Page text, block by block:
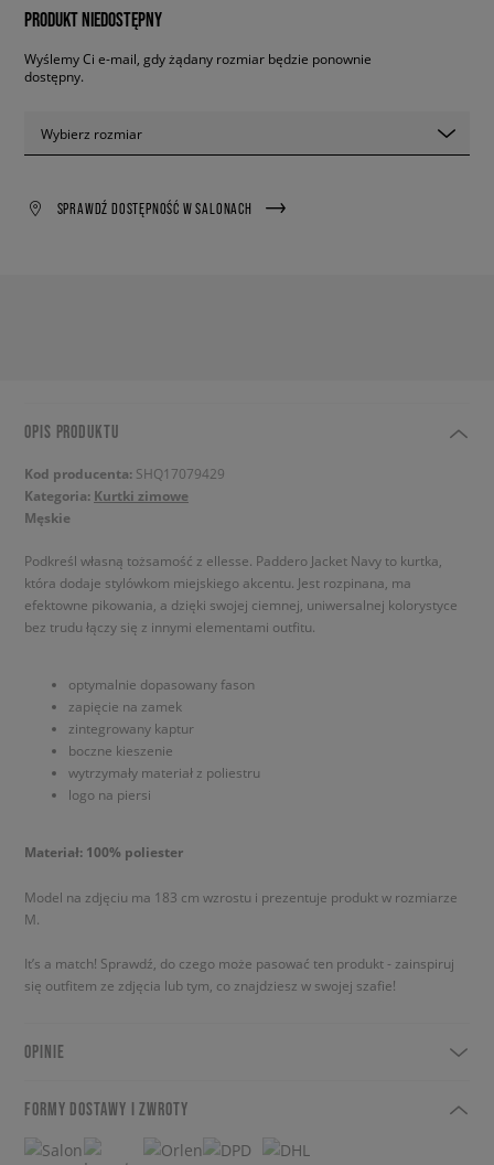
PRODUKT NIEDOSTĘPNY
Wyślemy Ci e-mail, gdy żądany rozmiar będzie ponownie
dostępny.
Wybierz rozmiar
SPRAWDŹ DOSTĘPNOŚĆ W SALONACH
OPIS PRODUKTU
Kod producenta: SHQ17079429
Kategoria: Kurtki zimowe
Męskie
Podkreśl własną tożsamość z ellesse. Paddero Jacket Navy to kurtka,
która dodaje stylówkom miejskiego akcentu. Jest rozpinana, ma
efektowne pikowania, a dzięki swojej ciemnej, uniwersalnej kolorystyce
bez trudu łączy się z innymi elementami outfitu.
optymalnie dopasowany fason
zapięcie na zamek
zintegrowany kaptur
boczne kieszenie
wytrzymały materiał z poliestru
logo na piersi
Materiał: 100% poliester
Model na zdjęciu ma 183 cm wzrostu i prezentuje produkt w rozmiarze
M.
It’s a match! Sprawdź, do czego może pasować ten produkt - zainspiruj
się outfitem ze zdjęcia lub tym, co znajdziesz w swojej szafie!
OPINIE
FORMY DOSTAWY I ZWROTY